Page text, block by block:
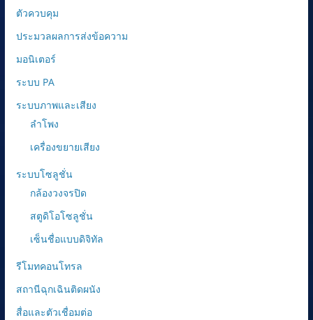
ตัวควบคุม
ประมวลผลการส่งข้อความ
มอนิเตอร์
ระบบ PA
ระบบภาพและเสียง
ลำโพง
เครื่องขยายเสียง
ระบบโซลูชั่น
กล้องวงจรปิด
สตูดิโอโซลูชั่น
เซ็นชื่อแบบดิจิทัล
รีโมทคอนโทรล
สถานีฉุกเฉินติดผนัง
สื่อและตัวเชื่อมต่อ